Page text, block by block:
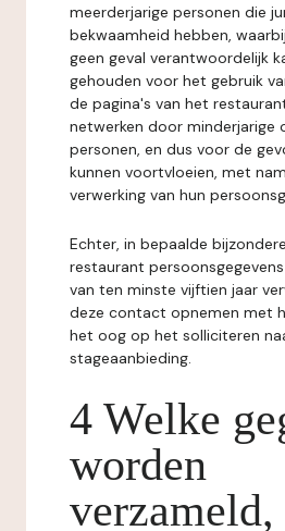
meerderjarige personen die
bekwaamheid hebben,
geen geval verantwoordelijk
gehouden voor het gebruik
de pagina's van het
netwerken door minderjarige
personen, en dus voor de
kunnen voortvloeien, met
verwerking van hun
Echter, in bepaalde
restaurant
van ten minste vijftien jaar
deze contact opnemen met
het oog op het solliciteren
stageaanbieding.
4 Welke
worden